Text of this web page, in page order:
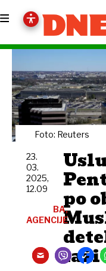
Foto: Reuters
po
23.
03.
2025,
12.09
BA,
AGENCIJE